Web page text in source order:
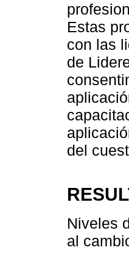
Estas
con las
de
del
Niveles
al